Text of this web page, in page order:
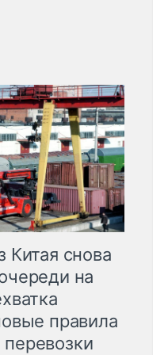
Китая снова
на
правила